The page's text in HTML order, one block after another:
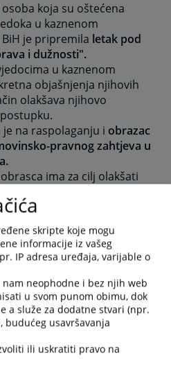
koja su oštećena
u kaznenom
BiH je pripremila letak pod
i dužnosti".
u kaznenom
objašnjenja njihovih
olakšava njihovo
na raspolaganju i obrazac
pravnog zahtjeva u
ima za cilj olakšati
kroz osiguravanje
pravnom položaju.
prijedloga mogu se naći u
strane ovoga teksta.
PREGLEDA
skripte koje mogu
informacije iz vašeg
IP adresa uređaja, varijable o
neophodne i bez njih web
u svom punom obimu, dok
a služe za dodatne stvari (npr.
budućeg usavršavanja
ili uskratiti pravo na